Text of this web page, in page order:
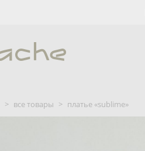
> все товары > платье «sublime»